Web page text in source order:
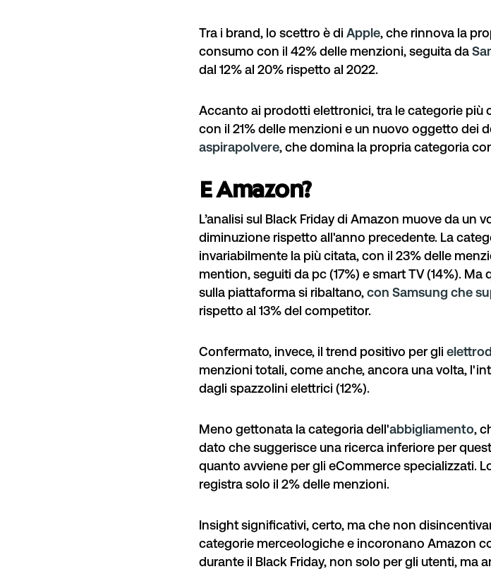
Tra i brand, lo scettro è di Apple, che rinnova la
consumo con il 42% delle menzioni, seguita da
dal 12% al 20% rispetto al 2022.
Accanto ai prodotti elettronici, tra le categorie
con il 21% delle menzioni e un nuovo oggetto dei
aspirapolvere, che domina la propria categoria
E Amazon?
L’analisi sul Black Friday di Amazon muove da un
diminuzione rispetto all'anno precedente. La
invariabilmente la più citata, con il 23% delle
mention, seguiti da pc(17%) esmart TV(14%). Ma
sulla piattaforma si ribaltano,con Samsung che
rispetto al 13% del competitor.
Confermato, invece, il trend positivo per gli
menzioni totali, come anche, ancora una volta,
dagli spazzolini elettrici (12%).
Meno gettonata la categoria dell'abbigliamento,
dato che suggerisce una ricerca inferiore per
quanto avviene per gli eCommerce specializzati.
registra solo il 2% delle menzioni.
Insight significativi, certo, ma che non
categorie merceologiche e incoronano Amazon
durante il Black Friday, non solo per gli utenti, ma